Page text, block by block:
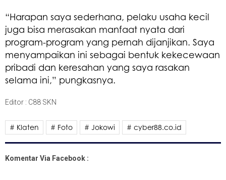
“Harapan saya sederhana, pelaku usaha kecil
juga bisa merasakan manfaat nyata dari
program-program yang pernah dijanjikan. Saya
menyampaikan ini sebagai bentuk kekecewaan
pribadi dan keresahan yang saya rasakan
selama ini,” pungkasnya.
Editor : C88 SKN
# Klaten # Foto # Jokowi # cyber88.co.id
Komentar Via Facebook :